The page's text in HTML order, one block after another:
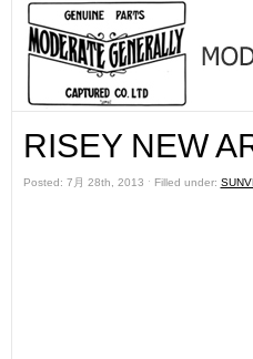
RISEY NEW
Posted: 7月 28th, 2013 ˑ Filled under: